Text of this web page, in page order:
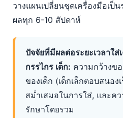
วางแผนเปลี่ยนชุดเครื่องมือเป็
ผลทุก 6-10 สัปดาห์
ปัจจัยที่มีผลต่อระยะเวลาใ
กรรไกร เด็ก: ความกว้างข
ของเด็ก (เด็กเล็กตอบสนอง
สม่ำเสมอในการใส่, และค
รักษาโดยรวม